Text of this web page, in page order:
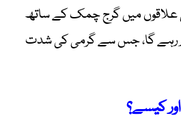
علاقوں میں گرج چمک کے ساتھ
رہے گا، جس سے گرمی کی شدت
کیسے؟